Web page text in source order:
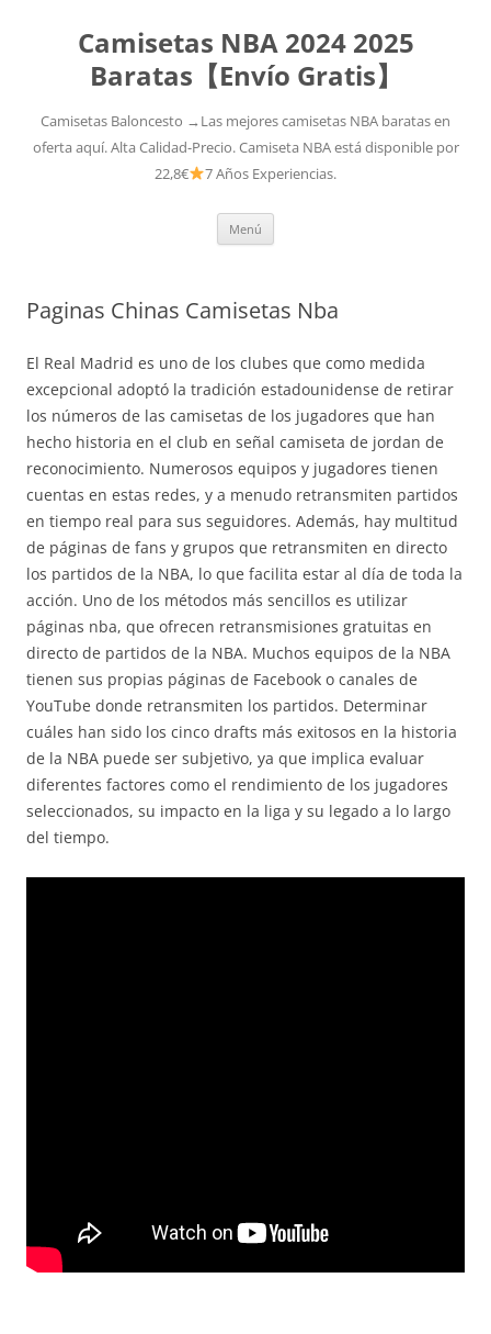
Camisetas NBA 2024 2025
Baratas【Envío Gratis】
Camisetas Baloncesto →Las mejores camisetas NBA baratas en
oferta aquí. Alta Calidad-Precio. Camiseta NBA está disponible por
22,8€
7 Años Experiencias.
Menú
Paginas Chinas Camisetas Nba
El Real Madrid es uno de los clubes que como medida
excepcional adoptó la tradición estadounidense de retirar
los números de las camisetas de los jugadores que han
hecho historia en el club en señal camiseta de jordan de
reconocimiento. Numerosos equipos y jugadores tienen
cuentas en estas redes, y a menudo retransmiten partidos
en tiempo real para sus seguidores. Además, hay multitud
de páginas de fans y grupos que retransmiten en directo
los partidos de la NBA, lo que facilita estar al día de toda la
acción. Uno de los métodos más sencillos es utilizar
páginas nba, que ofrecen retransmisiones gratuitas en
directo de partidos de la NBA. Muchos equipos de la NBA
tienen sus propias páginas de Facebook o canales de
YouTube donde retransmiten los partidos. Determinar
cuáles han sido los cinco drafts más exitosos en la historia
de la NBA puede ser subjetivo, ya que implica evaluar
diferentes factores como el rendimiento de los jugadores
seleccionados, su impacto en la liga y su legado a lo largo
del tiempo.